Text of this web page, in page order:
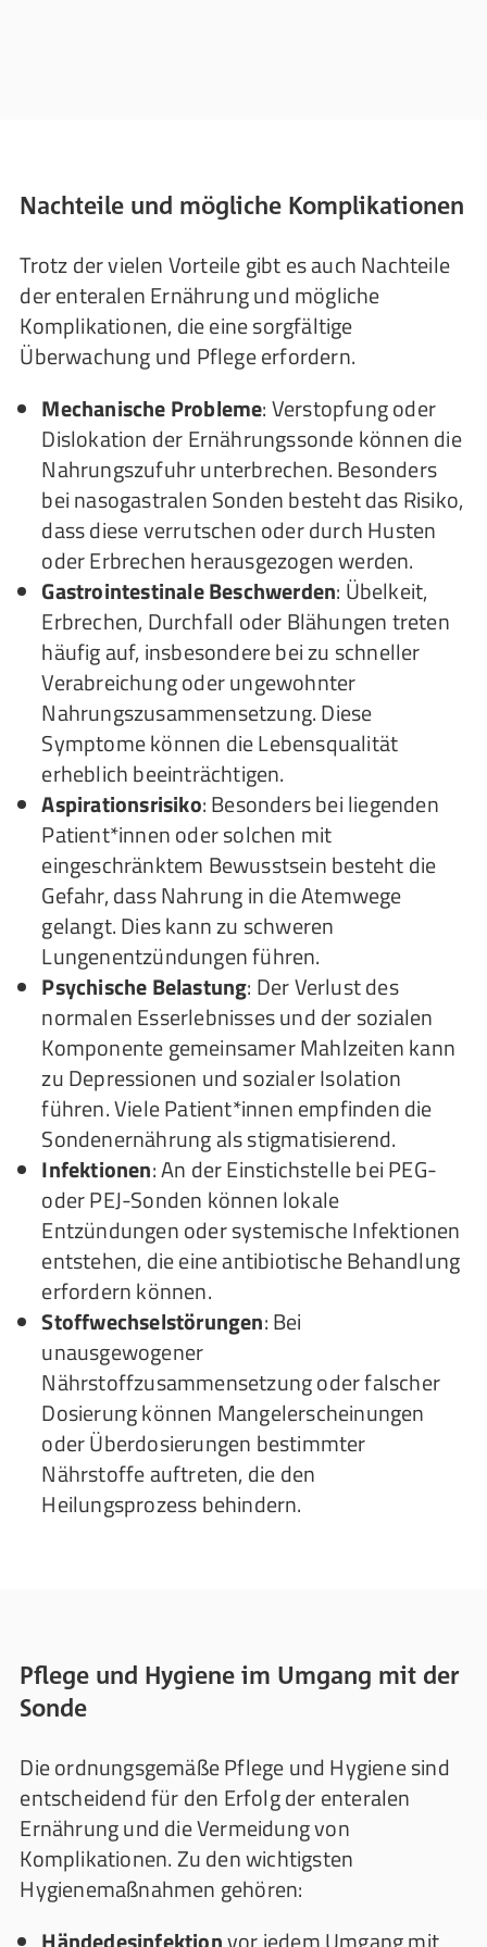
Nachteile und mögliche Komplikationen
Trotz der vielen Vorteile gibt es auch Nachteile
der enteralen Ernährung und mögliche
Komplikationen, die eine sorgfältige
Überwachung und Pflege erfordern.
Mechanische Probleme: Verstopfung oder
Dislokation der Ernährungssonde können die
Nahrungszufuhr unterbrechen. Besonders
bei nasogastralen Sonden besteht das Risiko,
dass diese verrutschen oder durch Husten
oder Erbrechen herausgezogen werden.
Gastrointestinale Beschwerden: Übelkeit,
Erbrechen, Durchfall oder Blähungen treten
häufig auf, insbesondere bei zu schneller
Verabreichung oder ungewohnter
Nahrungszusammensetzung. Diese
Symptome können die Lebensqualität
erheblich beeinträchtigen.
Aspirationsrisiko: Besonders bei liegenden
Patient*innen oder solchen mit
eingeschränktem Bewusstsein besteht die
Gefahr, dass Nahrung in die Atemwege
gelangt. Dies kann zu schweren
Lungenentzündungen führen.
Psychische Belastung: Der Verlust des
normalen Esserlebnisses und der sozialen
Komponente gemeinsamer Mahlzeiten kann
zu Depressionen und sozialer Isolation
führen. Viele Patient*innen empfinden die
Sondenernährung als stigmatisierend.
Infektionen: An der Einstichstelle bei PEG-
oder PEJ-Sonden können lokale
Entzündungen oder systemische Infektionen
entstehen, die eine antibiotische Behandlung
erfordern können.
Stoffwechselstörungen: Bei
unausgewogener
Nährstoffzusammensetzung oder falscher
Dosierung können Mangelerscheinungen
oder Überdosierungen bestimmter
Nährstoffe auftreten, die den
Heilungsprozess behindern.
Pflege und Hygiene im Umgang mit der
Sonde
Die ordnungsgemäße Pflege und Hygiene sind
entscheidend für den Erfolg der enteralen
Ernährung und die Vermeidung von
Komplikationen. Zu den wichtigsten
Hygienemaßnahmen gehören: